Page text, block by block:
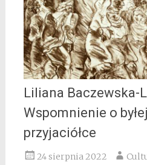
Liliana Baczewska-
Wspomnienie o
przyjaciółce
24 sierpnia 2022